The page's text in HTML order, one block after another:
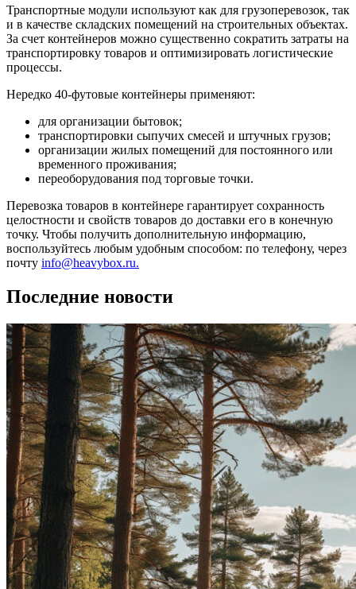
Транспортные модули используют как для грузоперевозок, так
и в качестве складских помещений на строительных объектах.
За счет контейнеров можно существенно сократить затраты на
транспортировку товаров и оптимизировать логистические
процессы.
Нередко 40-футовые контейнеры применяют:
для организации бытовок;
транспортировки сыпучих смесей и штучных грузов;
организации жилых помещений для постоянного или
временного проживания;
переоборудования под торговые точки.
Перевозка товаров в контейнере гарантирует сохранность
целостности и свойств товаров до доставки его в конечную
точку. Чтобы получить дополнительную информацию,
воспользуйтесь любым удобным способом: по телефону, через
почту info@heavybox.ru.
Последние новости